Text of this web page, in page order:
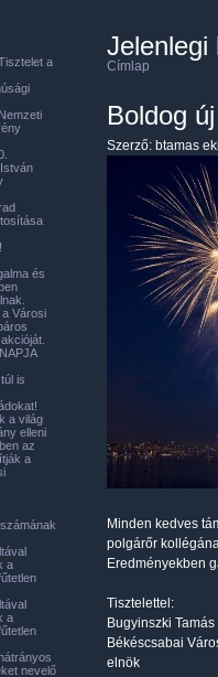
Jelenlegi
Címlap
Boldog
Szerző: btamas
Minden kedves
polgárőr
Eredményekben
Tisztelettel:
Bugyinszki Tamás
Békéscsabai
elnök
a
és
Városi
is
a világ
elleni
az
a
a
a
nevelő